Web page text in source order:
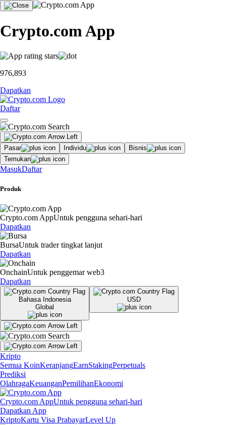
Crypto.com App
976,893
Dapatkan
Daftar
Pasar Individu
Bisnis
Temukan
MasukDaftar
Produk
Crypto.com AppUntuk pengguna sehari-hari
Dapatkan
BursaUntuk trader tingkat lanjut
Dapatkan
OnchainUntuk penggemar web3
Dapatkan
Bahasa Indonesia
Global
USD
Kripto
Semua KoinKeranjangEarnStakingPerpetuals
Prediksi
OlahragaKeuanganPemilihanEkonomi
Crypto.com AppUntuk pengguna sehari-hari
Dapatkan App
KriptoKartu Visa PrabayarLevel Up